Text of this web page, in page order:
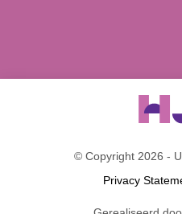
© Copyright 2026 -
Privacy